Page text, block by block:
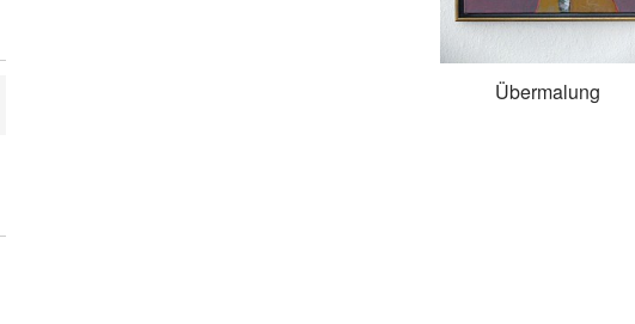
Übermalung